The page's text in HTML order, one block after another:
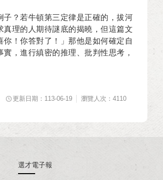
？若牛頓第三定律是正確的，拔河
理的人期待謎底的揭曉，但這篇文
！你答對了！」那他是如何確定自
，進行縝密的推理、批判性思考，
更新日期：113-06-19 瀏覽人次：4110
選才電子報